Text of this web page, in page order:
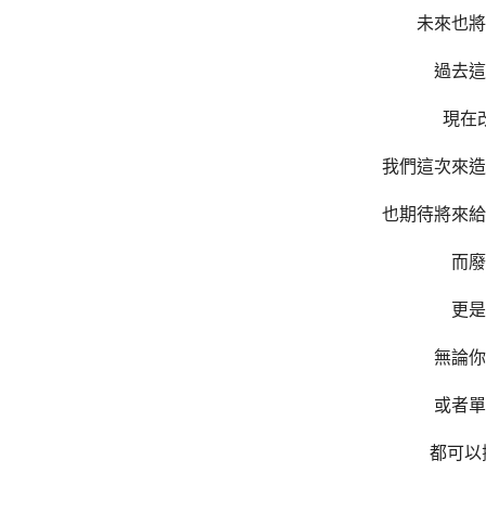
未來也
過去
現在
我們這次來
也期待將來
而
更
無論
或者
都可以